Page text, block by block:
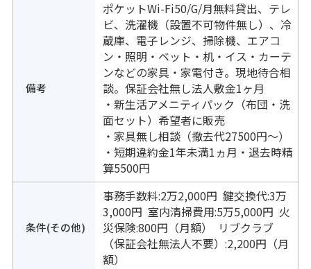
備考
ポケットWi-Fi50/G/月無料貸出、テレ
ビ、洗濯機（設置不可物件無し）、冷
蔵庫、電子レンジ、掃除機、エアコ
ン・照明・ベット・机・イス・カーテ
ンなどの家具・家電付き。現地待合相
談。保証会社無し法人敷金1ヶ月
・新生活アメニティパック（布団・洗
面セット）希望者に販売
・家具無し相談（撤去代27500円～）
・短期違約金1年未満1ヵ月・退去時精
算5500円
条件(その他)
事務手数料:2万2,000円 鍵交換代:3万
3,000円 室内清掃費用:5万5,000円 火
災保険:800円（月額） リブクラブ
（保証会社無法人不要）:2,200円（月
額）